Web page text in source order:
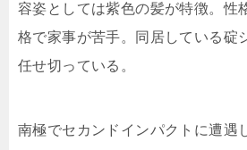
容姿としては紫色の髪が特徴。性
格で家事が苦手。同居している碇
任せ切っている。
南極でセカンドインパクトに遭遇